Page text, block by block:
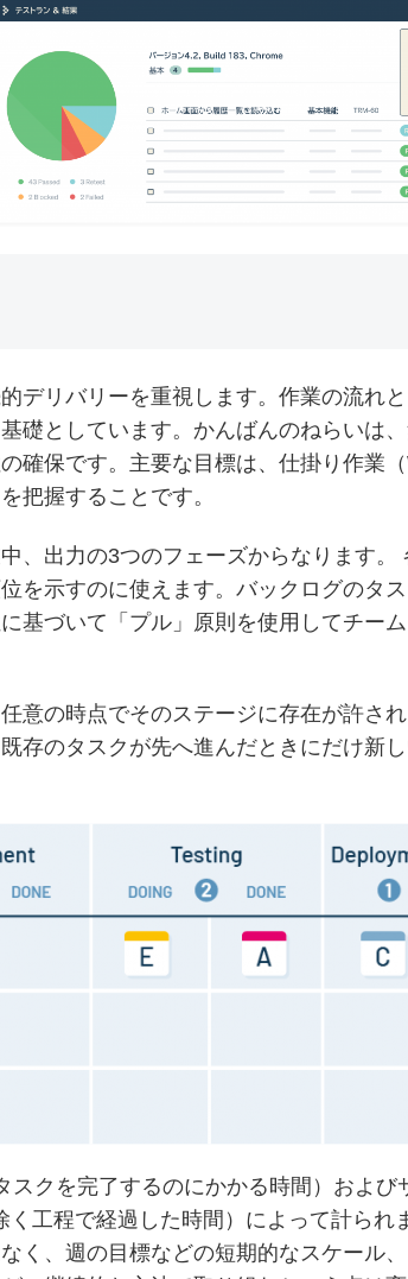
デリバリーを重視します。作業の流れ
礎としています。かんばんのねらいは
確保です。主要な目標は、仕掛り作業
把握することです。
、出力の3つのフェーズからなります。
を示すのに使えます。バックログのタ
基づいて「プル」原則を使用してチー
意の時点でそのステージに存在が許さ
存のタスクが先へ進んだときにだけ新
クを完了するのにかかる時間）および
く工程で経過した時間）によって計られ
く、週の目標などの短期的なスケール